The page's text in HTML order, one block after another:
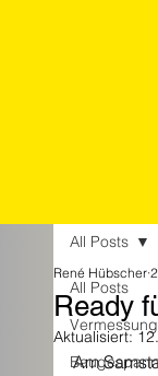
All Posts
Vermessung
All Posts
Ready
René Hübscher
Aktualisiert:
Am